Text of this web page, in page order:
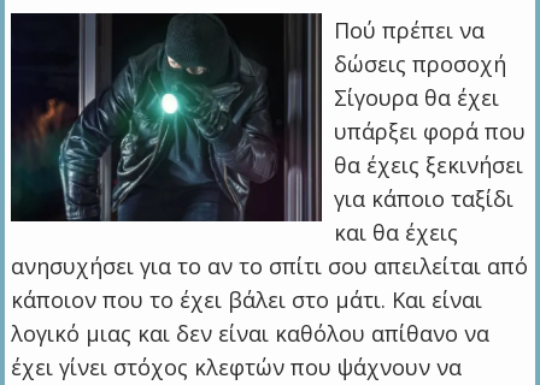
Πού πρέπει να
δώσεις προσοχή
Σίγουρα θα έχει
υπάρξει φορά που
θα έχεις ξεκινήσει
για κάποιο ταξίδι
και θα έχεις
ανησυχήσει για το αν το σπίτι σου απειλείται από
κάποιον που το έχει βάλει στο μάτι. Και είναι
λογικό μιας και δεν είναι καθόλου απίθανο να
έχει γίνει στόχος κλεφτών που ψάχνουν να